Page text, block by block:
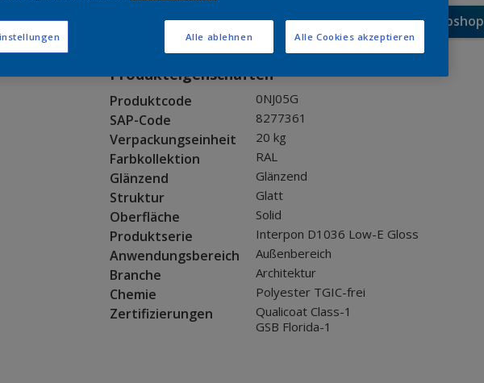
Muster bestellen Bestellen Sie direkt im Webshop
Produkteigenschaften
Produktcode 0NJ05G
SAP-Code 8277361
Verpackungseinheit 20 kg
Farbkollektion RAL
Glänzend Glänzend
Struktur Glatt
Oberfläche Solid
Produktserie Interpon D1036 Low-E Gloss
Anwendungsbereich Außenbereich
Branche Architektur
Chemie Polyester TGIC-frei
Zertifizierungen
Qualicoat Class-1
GSB Florida-1
Alle ablehnen Alle Cookies akzeptieren